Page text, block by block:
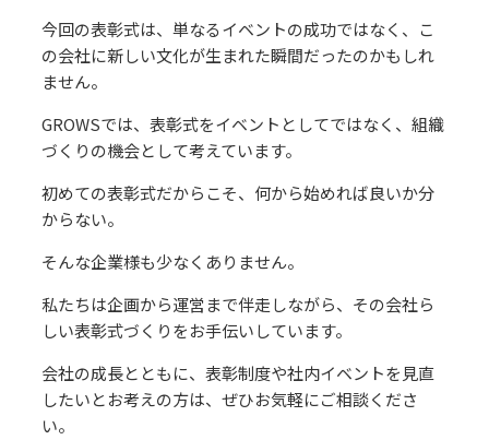
今回の表彰式は、単なるイベントの成功ではなく、こ
の会社に新しい文化が生まれた瞬間だったのかもしれ
ません。
GROWSでは、表彰式をイベントとしてではなく、組織
づくりの機会として考えています。
初めての表彰式だからこそ、何から始めれば良いか分
からない。
そんな企業様も少なくありません。
私たちは企画から運営まで伴走しながら、その会社ら
しい表彰式づくりをお手伝いしています。
会社の成長とともに、表彰制度や社内イベントを見直
したいとお考えの方は、ぜひお気軽にご相談くださ
い。